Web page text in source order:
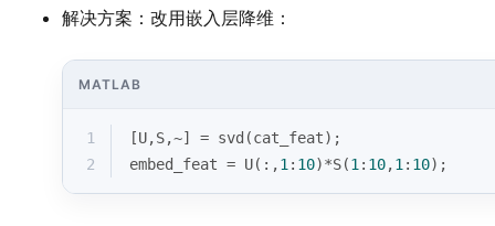
解决方案：改用嵌入层降维：
MATLAB
1
[U,S,~] = svd(cat_feat);
2
embed_feat = U(:,1 : 10)*S(1 : 10,1 : 10);